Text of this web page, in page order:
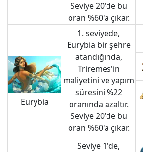
Seviye 20'de bu
oran %60'a çıkar.
Eurybia
1. seviyede,
Eurybia bir şehre
atandığında,
Triremes'in
maliyetini ve yapım
süresini %22
oranında azaltır.
Seviye 20'de bu
oran %60'a çıkar.
Seviye 1'de,